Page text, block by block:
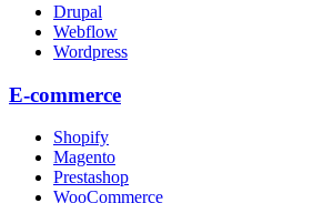
Drupal
Webflow
Wordpress
E-commerce
Shopify
Magento
Prestashop
WooCommerce